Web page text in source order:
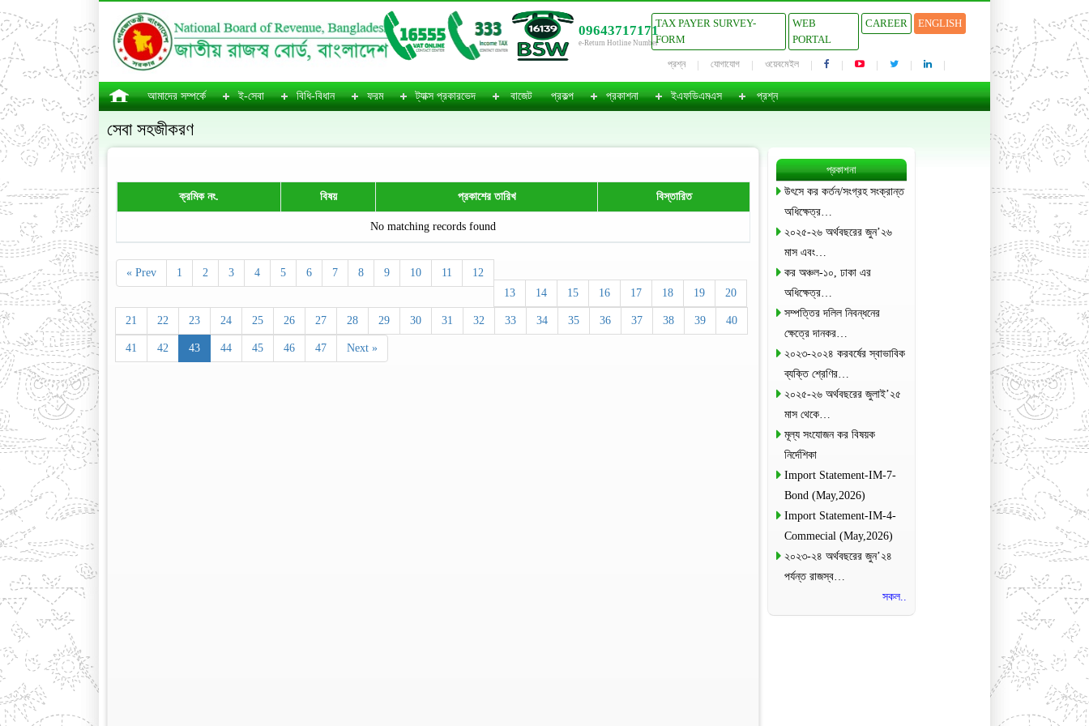
09643717171
e-Return Hotline Number
TAX PAYER SURVEY-
FORM
WEB
PORTAL
CAREER ENGLISH
প্রশ্ন যোগাযোগ ওয়েবমেইল
আমাদের সম্পর্কে ই-সেবা বিধি-বিধান ফরম ট্যাক্স প্রকারভেদ বাজেট প্রকল্প প্রকাশনা ইএফডিএমএস প্রশ্ন
সেবা সহজীকরণ
ক্রমিক নং. বিষয় প্রকাশের তারিখ বিস্তারিত
No matching records found
« Prev 1 2 3 4 5 6 7 8 9 10 11
12
13
14 15 16 17 18 19 20
21 22 23 24 25 26 27 28 29 30 31 32 33 34 35 36 37 38 39 40
41 42 43 44 45 46 47 Next »
প্রকাশনা
উৎসে কর কর্তন/সংগ্রহ সংক্রান্ত
অধিক্ষেত্র…
২০২৫-২৬ অর্থবছরের জুন’২৬
মাস এবং…
কর অঞ্চল-১০, ঢাকা এর
অধিক্ষেত্র…
সম্পত্তির দলিল নিবন্ধনের
ক্ষেত্রে দানকর…
২০২৩-২০২৪ করবর্ষের স্বাভাবিক
ব্যক্তি শ্রেণির…
২০২৫-২৬ অর্থবছরের জুলাই’২৫
মাস থেকে…
মূল্য সংযোজন কর বিষয়ক
নির্দেশিকা
Import Statement-IM-7-
Bond (May,2026)
Import Statement-IM-4-
Commecial (May,2026)
২০২৩-২৪ অর্থবছরের জুন’২৪
পর্যন্ত রাজস্ব…
সকল..